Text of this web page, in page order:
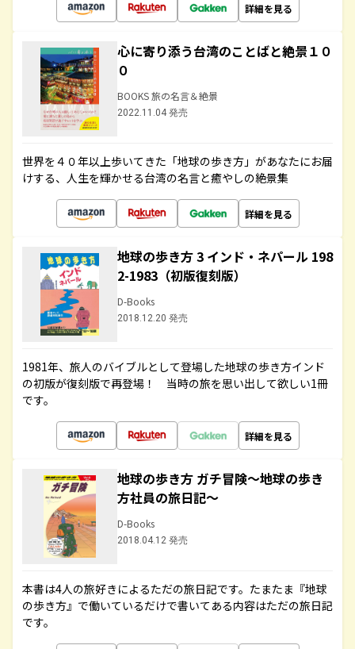
詳細を見る
心に寄り添う台湾のことばと絶景１０
０
BOOKS 旅の名言＆絶景
2022.11.04 発売
世界を４０年以上歩いてきた「地球の歩き方」があなたにお届
けする、人生を輝かせる台湾の名言と癒やしの絶景集
詳細を見る
地球の歩き方 3 インド・ネパール 198
2-1983（初版復刻版）
D-Books
2018.12.20 発売
1981年、旅人のバイブルとして登場した地球の歩き方インド
の初版が復刻版で再登場！ 当時の旅を思い出して欲しい1冊
です。
詳細を見る
地球の歩き方 ガチ冒険～地球の歩き
方社員の旅日記～
D-Books
2018.04.12 発売
本書は4人の旅好きによるただの旅日記です。たまたま『地球
の歩き方』で働いているだけで書いてある内容はただの旅日記
です。